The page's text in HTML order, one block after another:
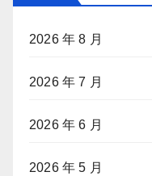
2026 年 8 月
2026 年 7 月
2026 年 6 月
2026 年 5 月